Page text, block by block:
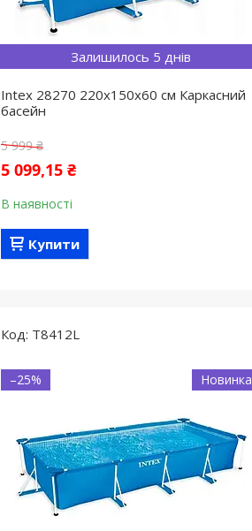
Залишилось 5 днів
Intex 28270 220х150х60 см Каркасний
басейн
5 999 ₴
5 099,15 ₴
В наявності
Купити
T8412L
Новинка
–25%